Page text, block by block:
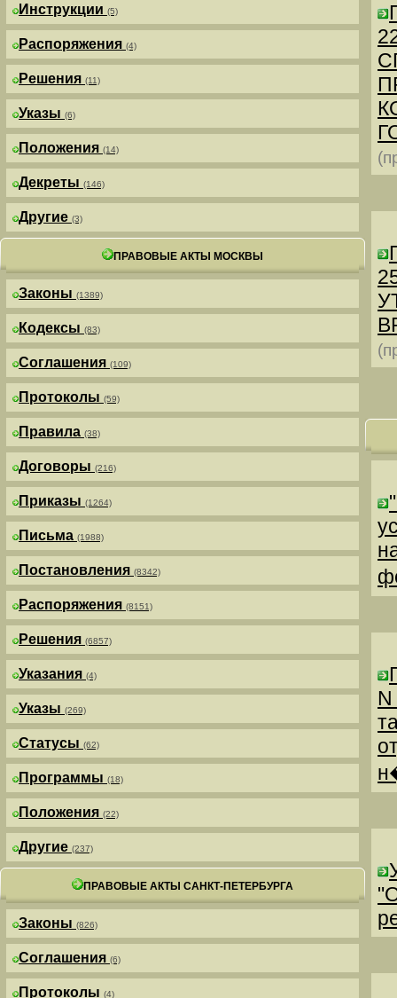
Инструкции (5)
Распоряжения (4)
Решения (11)
Указы (6)
Положения (14)
Декреты (146)
Другие (3)
ПРАВОВЫЕ АКТЫ МОСКВЫ
Законы (1389)
Кодексы (83)
Соглашения (109)
Протоколы (59)
Правила (38)
Договоры (216)
Приказы (1264)
Письма (1988)
Постановления (8342)
Распоряжения (8151)
Решения (6857)
Указания (4)
Указы (269)
Статусы (62)
Программы (18)
Положения (22)
Другие (237)
ПРАВОВЫЕ АКТЫ САНКТ-ПЕТЕРБУРГА
Законы (826)
Соглашения (6)
Протоколы (4)